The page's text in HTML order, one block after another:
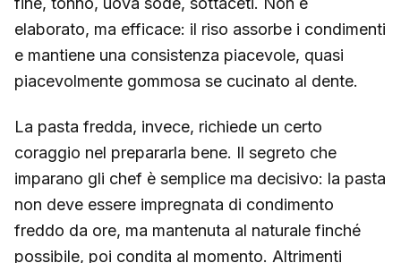
elaborato, ma efficace: il riso assorbe i condimenti
e mantiene una consistenza piacevole, quasi
piacevolmente gommosa se cucinato al dente.
La pasta fredda, invece, richiede un certo
coraggio nel prepararla bene. Il segreto che
imparano gli chef è semplice ma decisivo: la pasta
non deve essere impregnata di condimento
freddo da ore, ma mantenuta al naturale finché
possibile, poi condita al momento. Altrimenti